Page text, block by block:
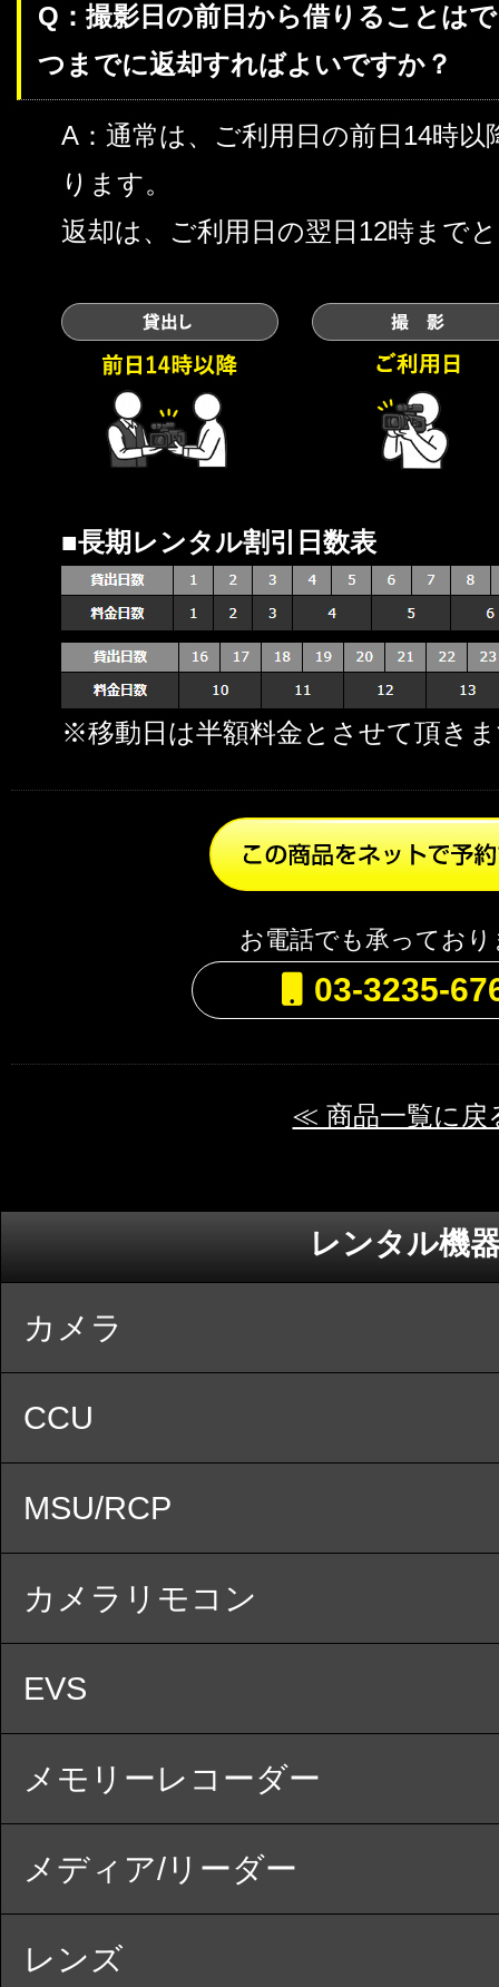
Q：撮影日の前日から借りることは
つまでに返却すればよいですか？
A：通常は、ご利用日の前日14時
ります。
返却は、ご利用日の翌日12時まで
■長期レンタル割引日数表
※移動日は半額料金とさせて頂き
お電話でも承ってお
03-3235-
≪ 商品一覧に戻
レンタル機
カメラ
CCU
MSU/RCP
カメラリモコン
EVS
メモリーレコーダー
メディア/リーダー
レンズ